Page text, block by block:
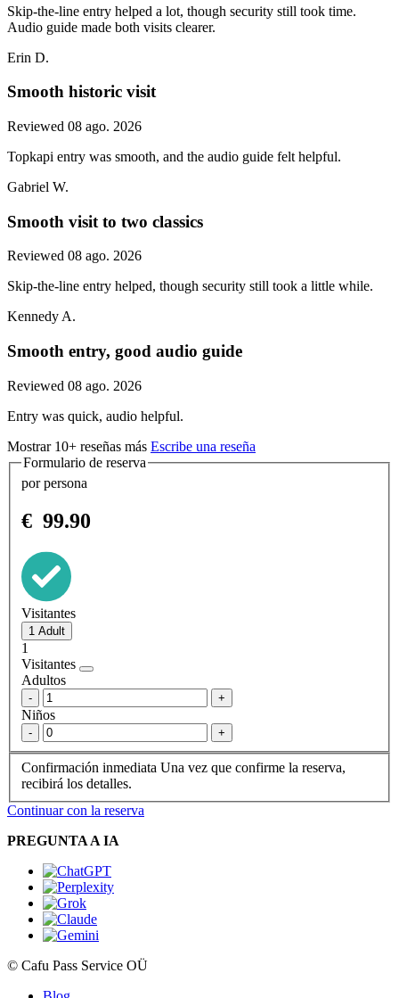
Skip-the-line entry helped a lot, though security still took time.
Audio guide made both visits clearer.
Erin D.
Smooth historic visit
Reviewed 08 ago. 2026
Topkapi entry was smooth, and the audio guide felt helpful.
Gabriel W.
Smooth visit to two classics
Reviewed 08 ago. 2026
Skip-the-line entry helped, though security still took a little while.
Kennedy A.
Smooth entry, good audio guide
Reviewed 08 ago. 2026
Entry was quick, audio helpful.
Mostrar 10+ reseñas más Escribe una reseña
Formulario de reserva
por persona
€ 99.90
Visitantes
1
Visitantes
Adultos
- +
Niños
- +
Confirmación inmediata Una vez que confirme la reserva,
recibirá los detalles.
Continuar con la reserva
PREGUNTA A IA
© Cafu Pass Service OÜ